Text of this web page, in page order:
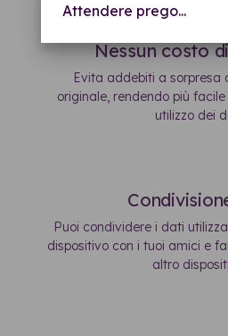
Attendere prego...
Nessun costo
Evita addebiti a sorpresa
originale, rendendo più
utilizzo dei
Puoi condividere i dati
dispositivo con i tuoi amici e
altro